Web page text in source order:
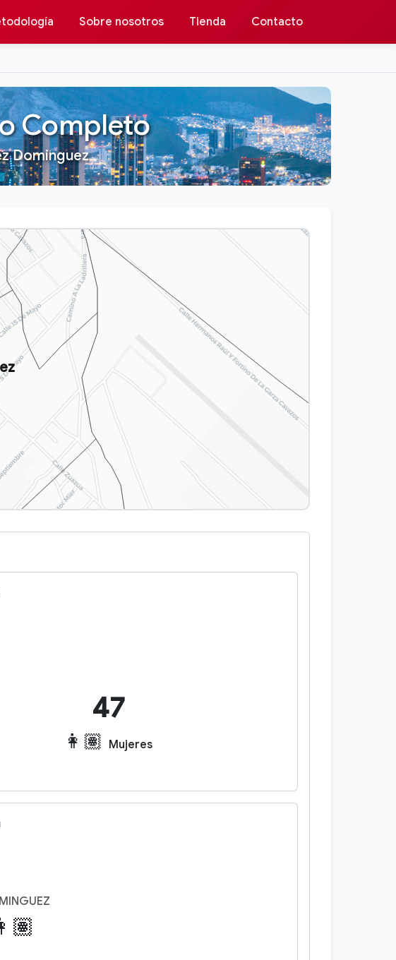
Sobre nosotros Tienda Contacto
Completo
Dominguez
47
👩🏽 Mujeres